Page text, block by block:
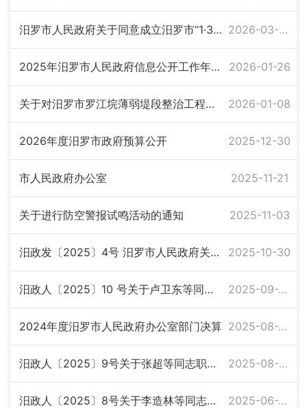
汨罗市人民政府关于同意成立汨罗市“1·3”事故调查组的批复（汨政函〔2026〕10号 2026-03-02
2025年汨罗市人民政府信息公开工作年度报告 2026-01-26
关于对汨罗市罗江垸薄弱堤段整治工程东段施工路段实施交通管制的通告 2026-01-08
2026年度汨罗市政府预算公开 2025-12-30
市人民政府办公室 2025-11-21
关于进行防空警报试鸣活动的通知 2025-11-03
汨政发〔2025〕4号 汨罗市人民政府关于公布2025年规范性文件清理结果的通知 2025-10-30
汨政人〔2025〕10 号关于卢卫东等同志职务任免的通知 2025-09-22
2024年度汨罗市人民政府办公室部门决算 2025-08-26
汨政人〔2025〕9号关于张超等同志职务任免的通知 2025-08-05
汨政人〔2025〕8号关于李造林等同志职务任免的通知 2025-06-20